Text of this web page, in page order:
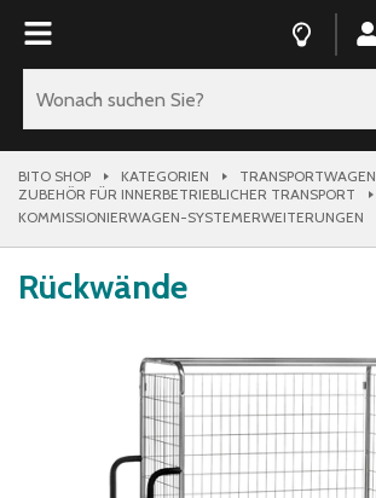
BITO SHOP KATEGORIEN
TRANSPORTWAGEN
ZUBEHÖR FÜR INNERBETRIEBLICHER TRANSPORT
KOMMISSIONIERWAGEN-SYSTEMERWEITERUNGEN
Rückwände